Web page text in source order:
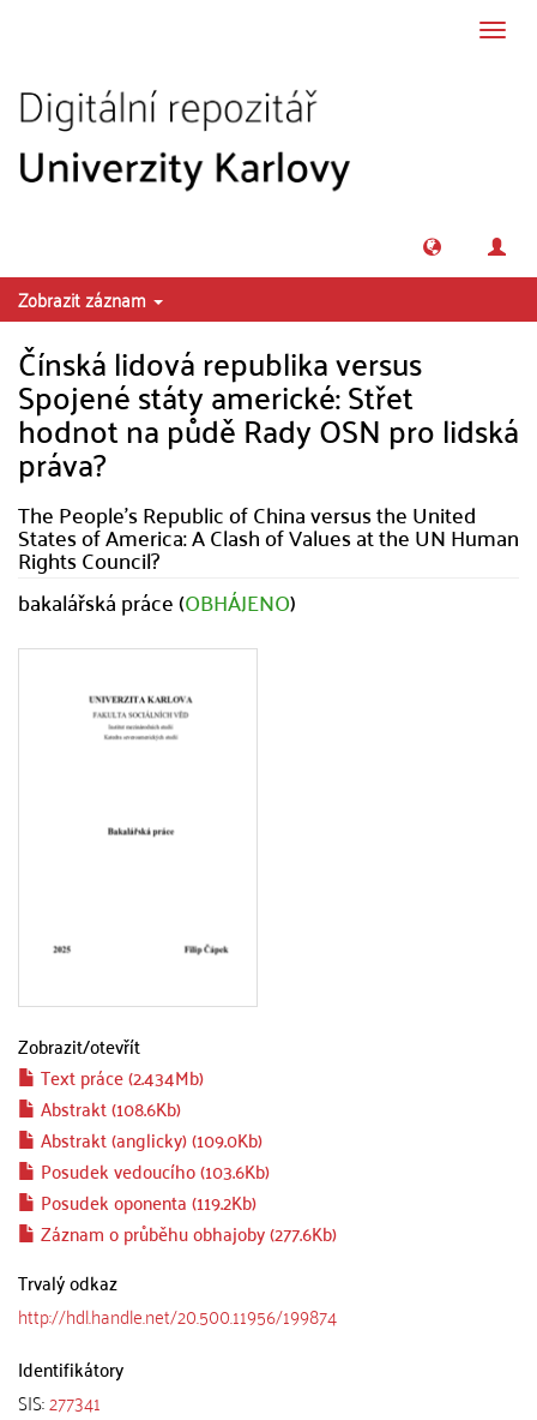
Zobrazit záznam
Čínská lidová republika versus
Spojené státy americké: Střet
hodnot na půdě Rady OSN pro lidská
práva?
The People's Republic of China versus the United
States of America: A Clash of Values at the UN Human
Rights Council?
bakalářská práce (OBHÁJENO)
Zobrazit/otevřít
Text práce (2.434Mb)
Abstrakt (108.6Kb)
Abstrakt (anglicky) (109.0Kb)
Posudek vedoucího (103.6Kb)
Posudek oponenta (119.2Kb)
Záznam o průběhu obhajoby (277.6Kb)
Trvalý odkaz
http://hdl.handle.net/20.500.11956/199874
Identifikátory
SIS:277341